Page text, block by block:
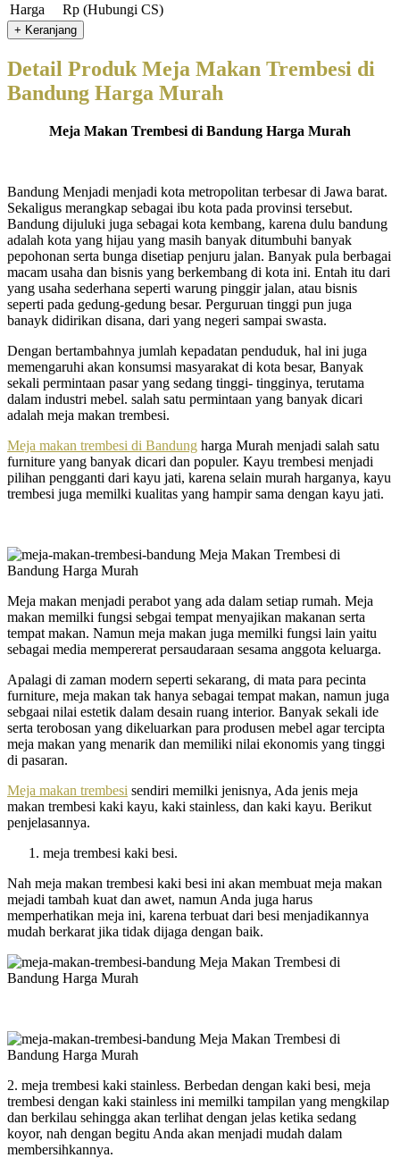
Harga
Rp (Hubungi CS)
Detail Produk Meja Makan Trembesi di
Bandung Harga Murah
Meja Makan Trembesi di Bandung Harga Murah
Bandung Menjadi menjadi kota metropolitan terbesar di Jawa barat.
Sekaligus merangkap sebagai ibu kota pada provinsi tersebut.
Bandung dijuluki juga sebagai kota kembang, karena dulu bandung
adalah kota yang hijau yang masih banyak ditumbuhi banyak
pepohonan serta bunga disetiap penjuru jalan. Banyak pula berbagai
macam usaha dan bisnis yang berkembang di kota ini. Entah itu dari
yang usaha sederhana seperti warung pinggir jalan, atau bisnis
seperti pada gedung-gedung besar. Perguruan tinggi pun juga
banayk didirikan disana, dari yang negeri sampai swasta.
Dengan bertambahnya jumlah kepadatan penduduk, hal ini juga
memengaruhi akan konsumsi masyarakat di kota besar, Banyak
sekali permintaan pasar yang sedang tinggi- tingginya, terutama
dalam industri mebel. salah satu permintaan yang banyak dicari
adalah meja makan trembesi.
Meja makan trembesi di Bandung harga Murah menjadi salah satu
furniture yang banyak dicari dan populer. Kayu trembesi menjadi
pilihan pengganti dari kayu jati, karena selain murah harganya, kayu
trembesi juga memilki kualitas yang hampir sama dengan kayu jati.
Meja makan menjadi perabot yang ada dalam setiap rumah. Meja
makan memilki fungsi sebgai tempat menyajikan makanan serta
tempat makan. Namun meja makan juga memilki fungsi lain yaitu
sebagai media mempererat persaudaraan sesama anggota keluarga.
Apalagi di zaman modern seperti sekarang, di mata para pecinta
furniture, meja makan tak hanya sebagai tempat makan, namun juga
sebgaai nilai estetik dalam desain ruang interior. Banyak sekali ide
serta terobosan yang dikeluarkan para produsen mebel agar tercipta
meja makan yang menarik dan memiliki nilai ekonomis yang tinggi
di pasaran.
Meja makan trembesi sendiri memilki jenisnya, Ada jenis meja
makan trembesi kaki kayu, kaki stainless, dan kaki kayu. Berikut
penjelasannya.
meja trembesi kaki besi.
Nah meja makan trembesi kaki besi ini akan membuat meja makan
mejadi tambah kuat dan awet, namun Anda juga harus
memperhatikan meja ini, karena terbuat dari besi menjadikannya
mudah berkarat jika tidak dijaga dengan baik.
2. meja trembesi kaki stainless. Berbedan dengan kaki besi, meja
trembesi dengan kaki stainless ini memilki tampilan yang mengkilap
dan berkilau sehingga akan terlihat dengan jelas ketika sedang
koyor, nah dengan begitu Anda akan menjadi mudah dalam
membersihkannya.